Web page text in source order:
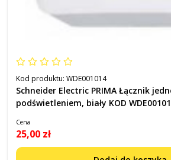
Kod produktu: WDE001014
Schneider Electric PRIMA Łącznik
podświetleniem, biały KOD
Cena
25,00 zł